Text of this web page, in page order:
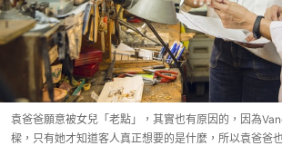
袁爸爸願意被女兒「老點」，其實也有原因的，因為
樑，只有她才知道客人真正想要的是什麼，所以袁爸爸